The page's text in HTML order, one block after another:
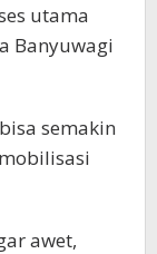
utama
Banyuwagi
semakin
awet,